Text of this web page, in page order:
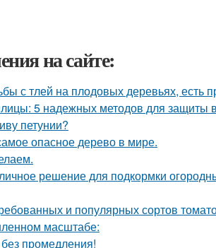
на сайте:
с тлей на плодовых деревьях, есть
5 надежных методов для защиты
петунии?
опасное дерево в мире.
решение для подкормки
и популярных сортов
масштабе:
промедления!